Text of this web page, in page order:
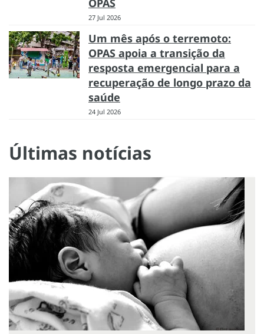
27 Jul 2026
Um mês após o terremoto:
OPAS apoia a transição da
resposta emergencial para a
recuperação de longo prazo da
saúde
24 Jul 2026
Últimas notícias